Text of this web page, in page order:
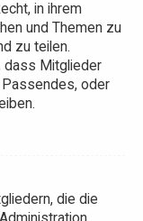
in ihrem
und Themen zu
zu teilen.
dass Mitglieder
Passendes, oder
die die